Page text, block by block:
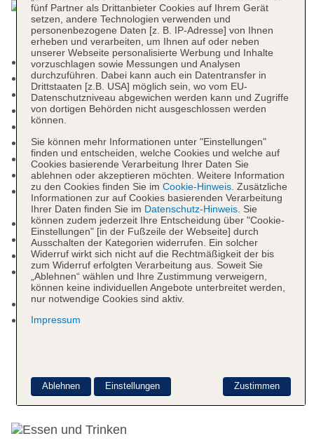
Kurtaxe/Ökotaxe/Touristensteuer zahlbar vor Ort
Rezeption, Geldwechsel möglich
Lift
Gartenanlage, Sonnenterrasse
Pools: 2
Pool: Outdoor, Liegen: ohne Gebühr
Kinderpool
Whirlpool: im Wellnessbereich
Internet: WLAN/WiFi, im gesamten Hotel
(Anlage): ohne Gebühr
Wäscheservice
Zahlungsarten: TUI Card / VISA, MasterCard
Haustiere nicht erlaubt
Parkmöglichkeiten: Parkplatz (nach
Verfügbarkeit), unbewacht: ohne Gebühr
Zimmer: 127
Landeskategorie: 4 Sterne
Essen & Trinken
fünf Partner als Drittanbieter Cookies auf Ihrem Gerät
setzen, andere Technologien verwenden und
personenbezogene Daten [z. B. IP-Adresse] von Ihnen
erheben und verarbeiten, um Ihnen auf oder neben
unserer Webseite personalisierte Werbung und Inhalte
vorzuschlagen sowie Messungen und Analysen
durchzuführen. Dabei kann auch ein Datentransfer in
Drittstaaten [z.B. USA] möglich sein, wo vom EU-
Datenschutzniveau abgewichen werden kann und Zugriffe
von dortigen Behörden nicht ausgeschlossen werden
können.
Sie können mehr Informationen unter "Einstellungen"
finden und entscheiden, welche Cookies und welche auf
Cookies basierende Verarbeitung Ihrer Daten Sie
ablehnen oder akzeptieren möchten. Weitere Information
zu den Cookies finden Sie im Cookie-Hinweis. Zusätzliche
Informationen zur auf Cookies basierenden Verarbeitung
Ihrer Daten finden Sie im Datenschutz-Hinweis. Sie
können zudem jederzeit Ihre Entscheidung über "Cookie-
Einstellungen" [in der Fußzeile der Webseite] durch
Ausschalten der Kategorien widerrufen. Ein solcher
Widerruf wirkt sich nicht auf die Rechtmäßigkeit der bis
zum Widerruf erfolgten Verarbeitung aus. Soweit Sie
„Ablehnen“ wählen und Ihre Zustimmung verweigern,
können keine individuellen Angebote unterbreitet werden,
nur notwendige Cookies sind aktiv.
Impressum
Zustimmen
Ablehnen Einstellungen